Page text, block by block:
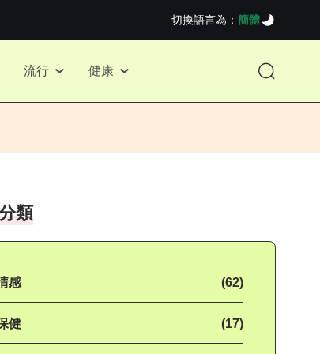
切換語言為： 簡體
流行 健康
類
感 (62)
健 (17)